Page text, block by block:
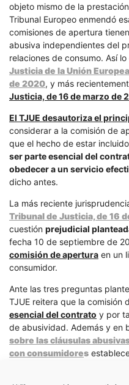
objeto mismo de la
Tribunal Europeo enmendó
comisiones de apertura
abusiva independientes del
relaciones de consumo. Así
Justicia de la Unión
de 2020, y más
Justicia, de 16 de marzo de
El TJUE desautoriza el
considerar a la comisión de
que el hecho de estar incluido
ser parte esencial del
obedecer a un servicio
dicho antes.
La más reciente
Tribunal de Justicia, de 16
cuestión prejudicial
fecha 10 de septiembre de
comisión de apertura en un
consumidor.
Ante las tres preguntas
TJUE reitera que la comisión
esencial del contrato y por
de abusividad. Además y en
sobre las cláusulas
con consumidores